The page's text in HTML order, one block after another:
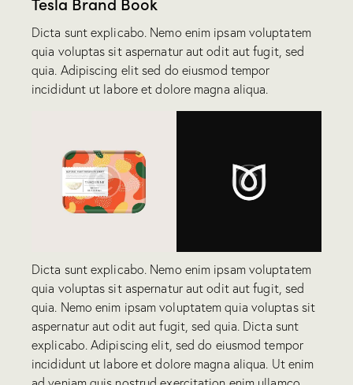
Dicta sunt explicabo. Nemo enim ipsam voluptatem
quia voluptas sit aspernatur aut odit aut fugit, sed
quia. Adipiscing elit sed do eiusmod tempor
incididunt ut labore et dolore magna aliqua.
Dicta sunt explicabo. Nemo enim ipsam voluptatem
quia voluptas sit aspernatur aut odit aut fugit, sed
quia. Nemo enim ipsam voluptatem quia voluptas sit
aspernatur aut odit aut fugit, sed quia. Dicta sunt
explicabo. Adipiscing elit, sed do eiusmod tempor
incididunt ut labore et dolore magna aliqua. Ut enim